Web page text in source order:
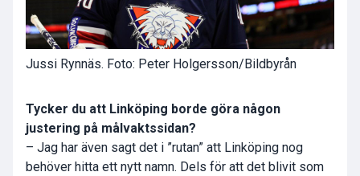
Jussi Rynnäs. Foto: Peter Holgersson/Bildbyrån
Tycker du att Linköping borde göra någon
justering på målvaktssidan?
– Jag har även sagt det i ”rutan” att Linköping nog
behöver hitta ett nytt namn. Dels för att det blivit som